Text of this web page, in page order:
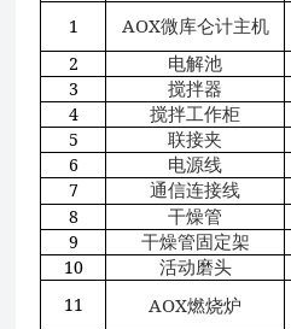
1 AOX微库仑计主机
2
电解池
3 搅拌器
4 搅拌工作柜
5 联接夹
6 电源线
7 通信连接线
8
干燥管
9 干燥管固定架
10 活动磨头
11 AOX燃烧炉